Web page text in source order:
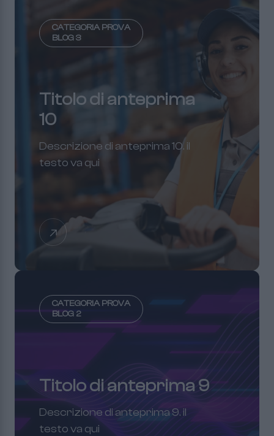
CATEGORIA PROVA
BLOG 3
Titolo di anteprima
10
Descrizione di anteprima 10. il
testo va qui
CATEGORIA PROVA
BLOG 2
Titolo di anteprima 9
Descrizione di anteprima 9. il
testo va qui